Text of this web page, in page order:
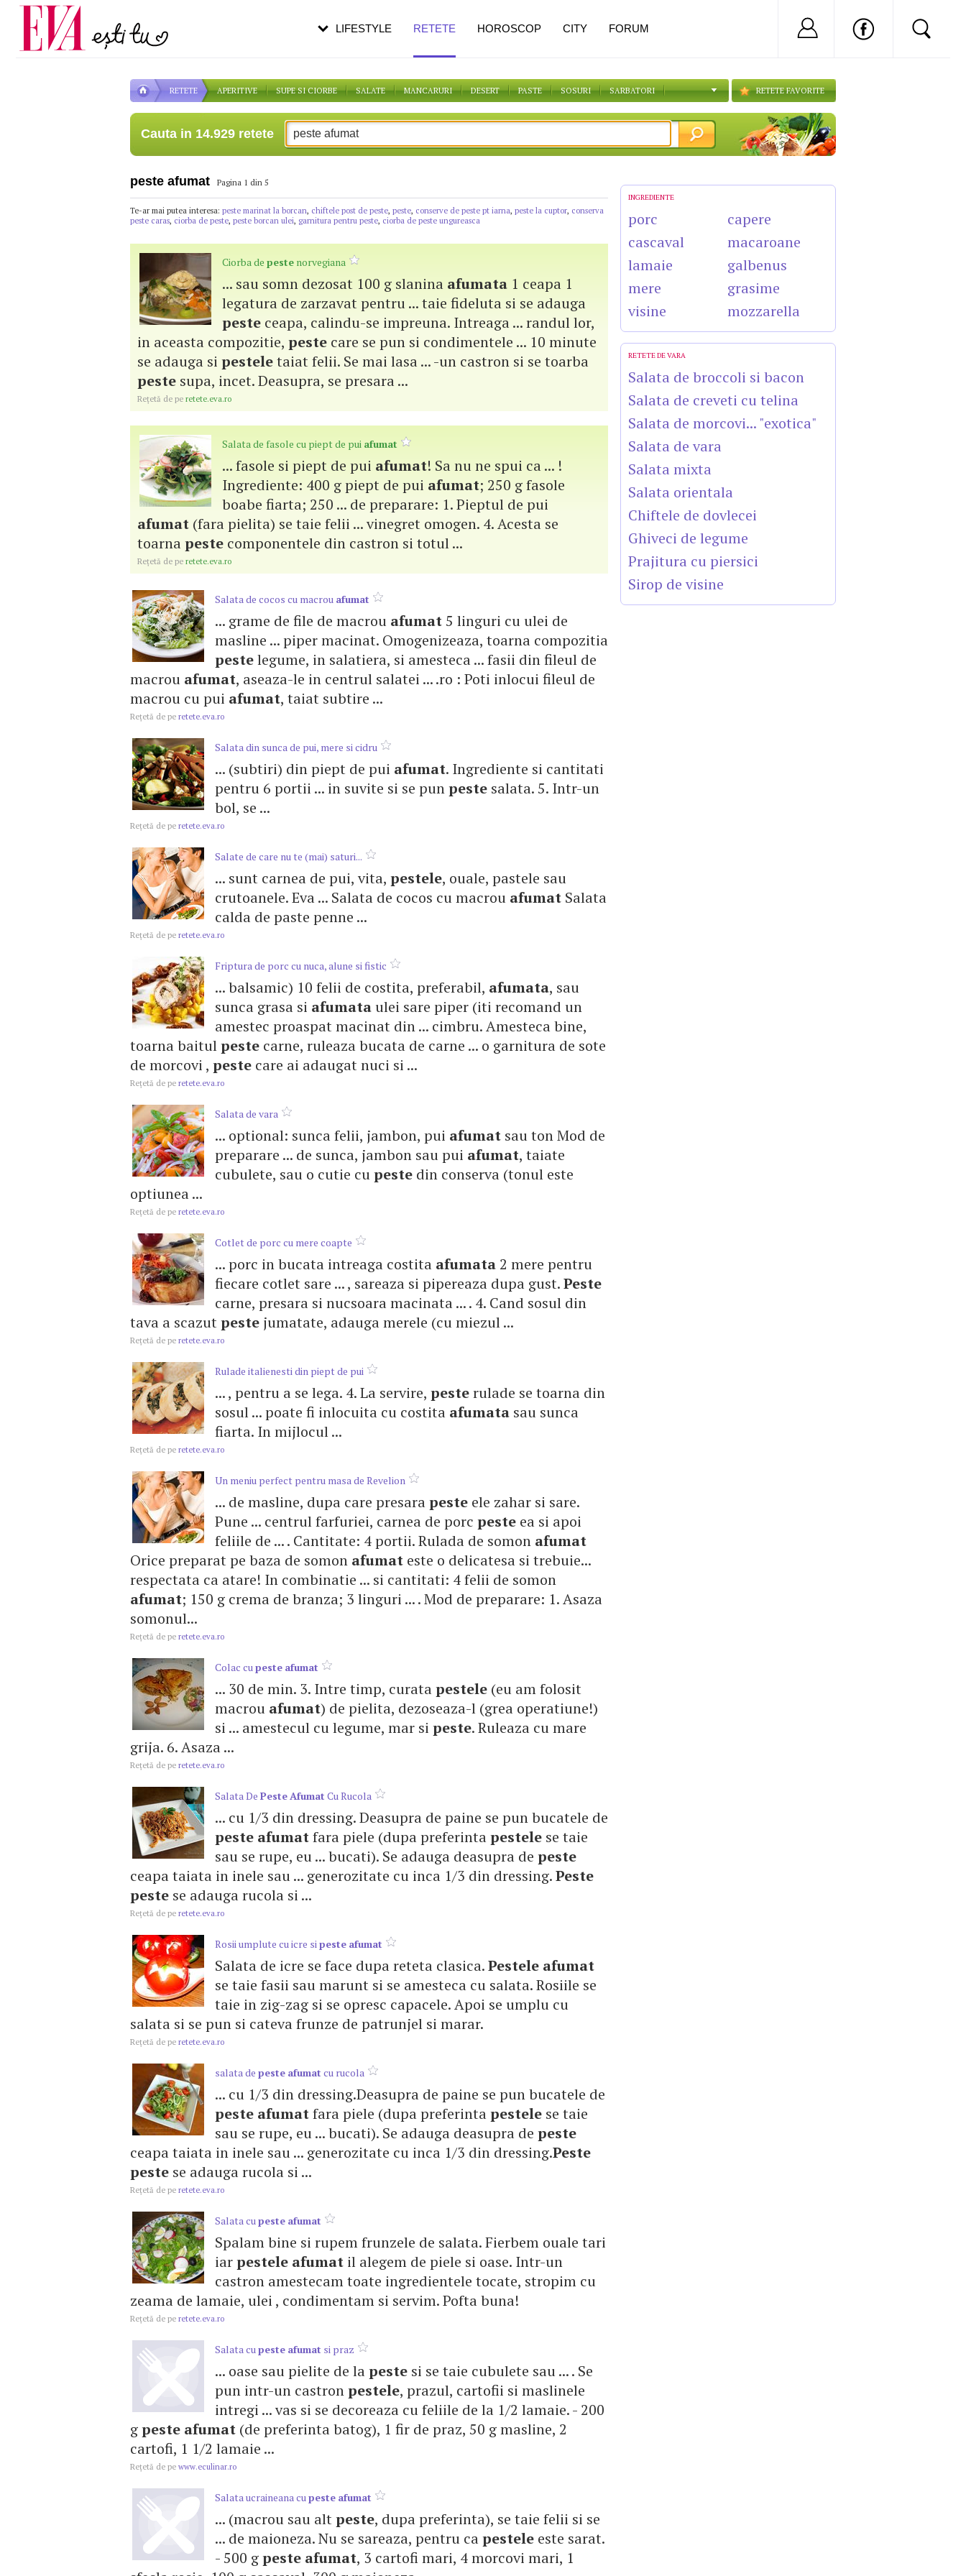
RETETE APERITIVE SUPE SI CIORBE SALATE MANCARURI DESERT PASTE SOSURI SARBATORI RETETE FAVORITE
Cauta in 14.929 retete
peste afumat Pagina 1 din 5
Te-ar mai putea interesa: peste marinat la borcan, chiftele post de peste, peste, conserve de peste pt iarna, peste la cuptor, conserva
peste caras, ciorba de peste, peste borcan ulei, garnitura pentru peste, ciorba de peste ungureasca
Ciorba de peste norvegiana
... sau somn dezosat 100 g slanina afumata 1 ceapa 1
legatura de zarzavat pentru ... taie fideluta si se adauga
peste ceapa, calindu-se impreuna. Intreaga ... randul lor,
in aceasta compozitie, peste care se pun si condimentele ... 10 minute
se adauga si pesteletaiat felii. Se mai lasa ... -un castron si se toarba
peste supa, incet. Deasupra, se presara ...
Reţetă de pe retete.eva.ro
Salata de fasole cu piept de pui afumat
... fasole si piept de pui afumat! Sa nu ne spui ca ... !
Ingrediente: 400 g piept de pui afumat; 250 g fasole
boabe fiarta; 250 ... de preparare: 1. Pieptul de pui
afumat (fara pielita) se taie felii ... vinegret omogen. 4. Acesta se
toarnapeste componentele din castron si totul ...
Reţetă de pe retete.eva.ro
Salata de cocos cu macrou afumat
... grame de file de macrou afumat 5 linguri cu ulei de
masline ... piper macinat. Omogenizeaza, toarna compozitia
pestelegume, in salatiera, si amesteca ... fasii din fileul de
macrou afumat, aseaza-le in centrul salatei ... .ro : Poti inlocui fileul de
macrou cu pui afumat, taiat subtire ...
Reţetă de pe retete.eva.ro
Salata din sunca de pui, mere si cidru
... (subtiri) din piept de pui afumat. Ingrediente si cantitati
pentru 6 portii ... in suvite si se punpeste salata. 5. Intr-un
bol, se ...
Reţetă de pe retete.eva.ro
Salate de care nu te (mai) saturi...
... sunt carnea de pui, vita, pestele, ouale, pastele sau
crutoanele. Eva ... Salata de cocos cu macrou afumat Salata
calda de paste penne ...
Reţetă de pe retete.eva.ro
Friptura de porc cu nuca, alune si fistic
... balsamic) 10 felii de costita, preferabil, afumata, sau
sunca grasa si afumata ulei sare piper (iti recomand un
amestec proaspat macinat din ... cimbru. Amesteca bine,
toarna baitulpeste carne, ruleaza bucata de carne ... o garnitura de sote
de morcovi , peste care ai adaugat nuci si ...
Reţetă de pe retete.eva.ro
Salata de vara
... optional: sunca felii, jambon, pui afumat sau ton Mod de
preparare ... de sunca, jambon sau pui afumat, taiate
cubulete, sau o cutie cupeste din conserva (tonul este
optiunea ...
Reţetă de pe retete.eva.ro
Cotlet de porc cu mere coapte
... porc in bucata intreaga costita afumata 2 mere pentru
fiecare cotlet sare ... , sareaza si pipereaza dupa gust.Peste
carne, presara si nucsoara macinata ... . 4. Cand sosul din
tava a scazutpeste jumatate, adauga merele (cu miezul ...
Reţetă de pe retete.eva.ro
Rulade italienesti din piept de pui
... , pentru a se lega. 4. La servire, pesterulade se toarna din
sosul ... poate fi inlocuita cu costita afumata sau sunca
fiarta. In mijlocul ...
Reţetă de pe retete.eva.ro
Un meniu perfect pentru masa de Revelion
... de masline, dupa care presarapeste ele zahar si sare.
Pune ... centrul farfuriei, carnea de porc peste ea si apoi
feliile de ... . Cantitate: 4 portii. Rulada de somon afumat
Orice preparat pe baza de somon afumat este o delicatesa si trebuie...
respectata ca atare! In combinatie ... si cantitati: 4 felii de somon
afumat; 150 g crema de branza; 3 linguri ... . Mod de preparare: 1. Asaza
somonul...
Reţetă de pe retete.eva.ro
Colac cupeste afumat
... 30 de min. 3. Intre timp, curatapestele (eu am folosit
macrou afumat) de pielita, dezoseaza-l (grea operatiune!)
si ... amestecul cu legume, mar si peste. Ruleaza cu mare
grija. 6. Asaza ...
Reţetă de pe retete.eva.ro
Salata De PesteAfumat Cu Rucola
... cu 1/3 din dressing. Deasupra de paine se pun bucatele de
peste afumatfara piele (dupa preferintapestele se taie
sau se rupe, eu ... bucati). Se adauga deasupra de peste
ceapa taiata in inele sau ... generozitate cu inca 1/3 din dressing.Peste
peste se adauga rucola si ...
Reţetă de pe retete.eva.ro
Rosii umplute cu icre sipeste afumat
Salata de icre se face dupa reteta clasica.Pestele afumat
se taie fasii sau marunt si se amesteca cu salata. Rosiile se
taie in zig-zag si se opresc capacele. Apoi se umplu cu
salata si se pun si cateva frunze de patrunjel si marar.
Reţetă de pe retete.eva.ro
salata de peste afumat cu rucola
... cu 1/3 din dressing.Deasupra de paine se pun bucatele de
peste afumatfara piele (dupa preferintapestele se taie
sau se rupe, eu ... bucati). Se adauga deasupra de peste
ceapa taiata in inele sau ... generozitate cu inca 1/3 din dressing.Peste
peste se adauga rucola si ...
Reţetă de pe retete.eva.ro
Salata cupeste afumat
Spalam bine si rupem frunzele de salata. Fierbem ouale tari
iarpestele afumat il alegem de piele si oase. Intr-un
castron amestecam toate ingredientele tocate, stropim cu
zeama de lamaie, ulei , condimentam si servim. Pofta buna!
Reţetă de pe retete.eva.ro
Salata cupeste afumat si praz
... oase sau pielite de lapeste si se taie cubulete sau ... . Se
pun intr-un castronpestele, prazul, cartofii si maslinele
intregi ... vas si se decoreaza cu feliile de la 1/2 lamaie. - 200
gpeste afumat (de preferinta batog), 1 fir de praz, 50 g masline, 2
cartofi, 1 1/2 lamaie ...
Reţetă de pe www.eculinar.ro
Salata ucraineana cupeste afumat
... (macrou sau altpeste, dupa preferinta), se taie felii si se
... de maioneza. Nu se sareaza, pentru capestele este sarat.
- 500 gpeste afumat, 3 cartofi mari, 4 morcovi mari, 1
INGREDIENTE
porc
cascaval
lamaie
mere
visine
capere
macaroane
galbenus
grasime
mozzarella
RETETE DE VARA
Salata de broccoli si bacon
Salata de creveti cu telina
Salata de morcovi... "exotica"
Salata de vara
Salata mixta
Salata orientala
Chiftele de dovlecei
Ghiveci de legume
Prajitura cu piersici
Sirop de visine
LIFESTYLE RETETE HOROSCOP CITY FORUM Nu ai cont?
Carieră
Actualitate